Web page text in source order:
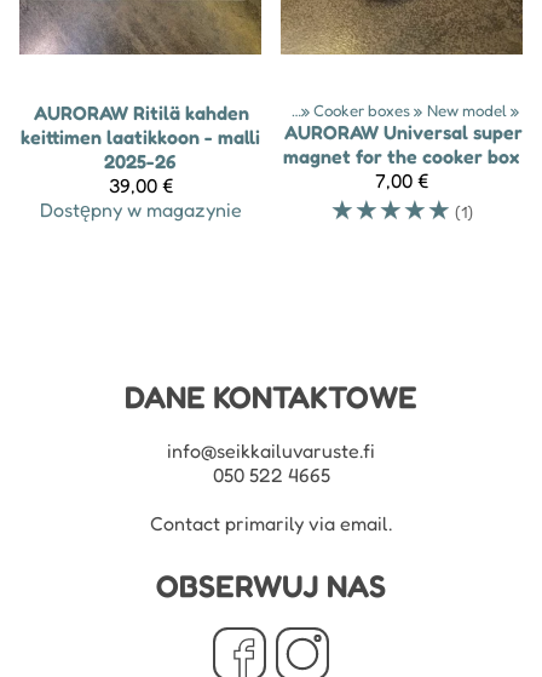
AURORAW Ritilä kahden
keittimen laatikkoon - malli
2025-26
39,00 €
Dostępny w magazynie
Produkty ‪» Cooker boxes ‪» New model ‪»
AURORAW Universal super
magnet for the cooker box
7,00 €
☆☆☆☆☆ (1)
DANE KONTAKTOWE
info@seikkailuvaruste.fi
050 522 4665
Contact primarily via email.
OBSERWUJ NAS